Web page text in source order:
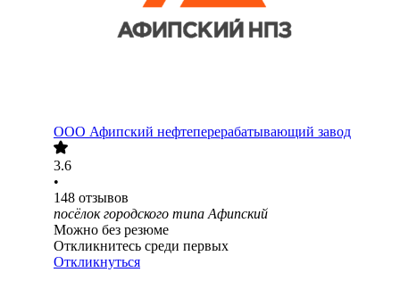
ООО Афипский нефтеперерабатывающий завод
3.6
•
148 отзывов
посёлок городского типа Афипский
Можно без резюме
Откликнитесь среди первых
Откликнуться